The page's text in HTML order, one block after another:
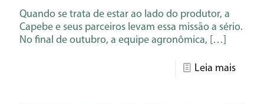
Quando se trata de estar ao lado do produtor, a
Capebe e seus parceiros levam essa missão a sério.
No final de outubro, a equipe agronômica, […]
Leia mais